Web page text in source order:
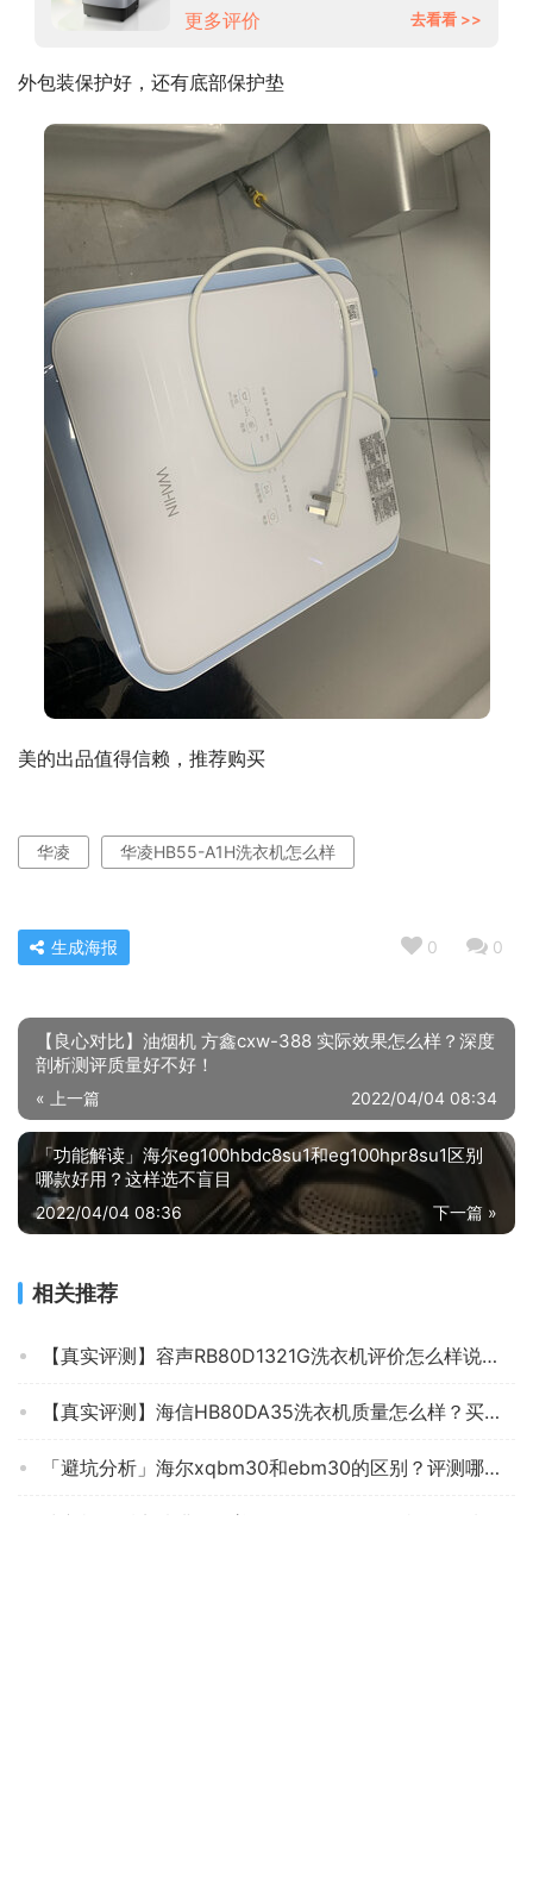
更多评价 去看看 >>
外包装保护好，还有底部保护垫
美的出品值得信赖，推荐购买
华凌 华凌HB55-A1H洗衣机怎么样
0 0
生成海报
【良心对比】油烟机 方鑫cxw-388 实际效果怎么样？深度
剖析测评质量好不好！
« 上一篇 2022/04/04 08:34
「功能解读」海尔eg100hbdc8su1和eg100hpr8su1区别
哪款好用？这样选不盲目
下一篇 »
2022/04/04 08:36
相关推荐
【真实评测】容声RB80D1321G洗衣机评价怎么样说？质量不好吗
【真实评测】海信HB80DA35洗衣机质量怎么样？买家这样说你还敢买吗？
「避坑分析」海尔xqbm30和ebm30的区别？评测哪款值得买